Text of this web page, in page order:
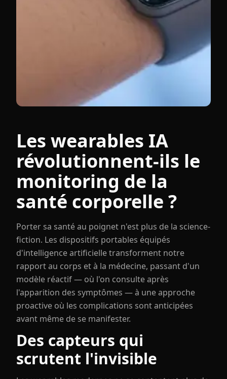
Les wearables IA
révolutionnent-ils le
monitoring de la
santé corporelle ?
Porter sa santé au poignet n'est plus de la science-
fiction. Les dispositifs portables équipés
d'intelligence artificielle transforment notre
rapport au corps et à la médecine, passant d'un
modèle réactif — où l'on consulte après
l'apparition des symptômes — à une approche
proactive où les complications sont anticipées
avant même de se manifester.
Des capteurs qui
scrutent l'invisible